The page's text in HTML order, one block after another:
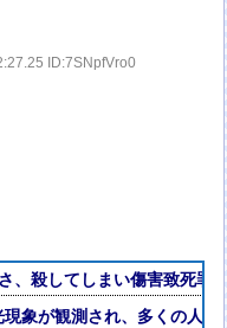
ID:7SNpfVro0
、殺してしまい傷害致死
象が観測され、多くの人